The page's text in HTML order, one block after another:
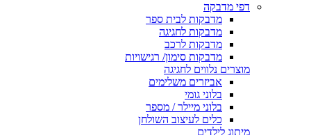
דפי מדבקה
מדבקות לבית ספר
מדבקות לחגיגה
מדבקות לרכב
מדבקות סימון/ רגישויות
מוצרים נלווים לחגיגה
אביזרים משלימים
בלוני גומי
בלוני מיילר / מספר
כלים לעיצוב השולחן
מיתוג לילדים